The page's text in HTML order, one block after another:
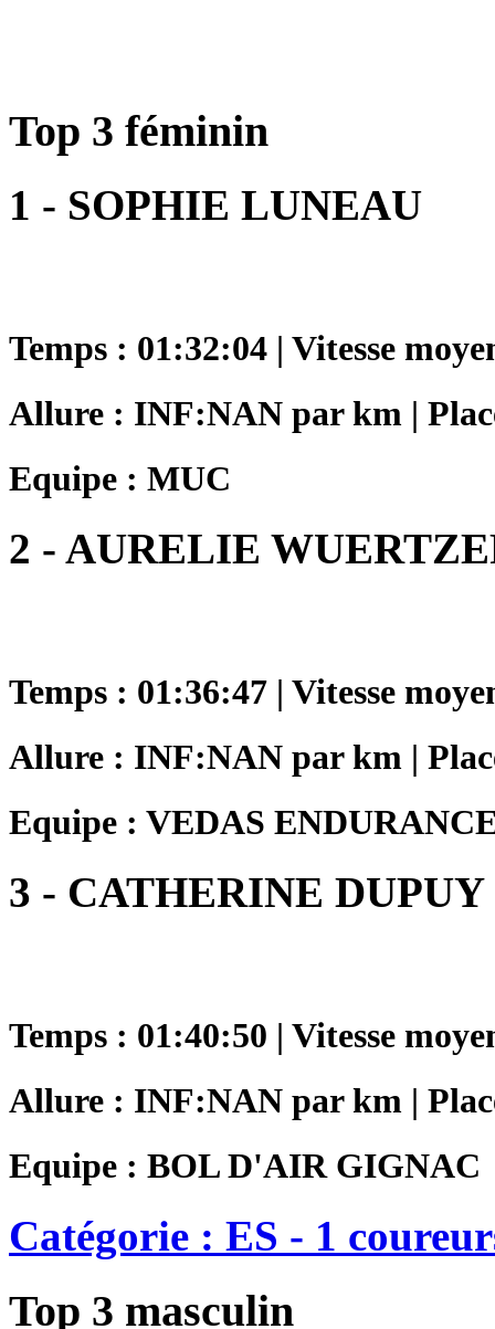
Top 3 féminin
1 - SOPHIE LUNEAU
Temps : 01:32:04 | Vitesse
Allure : INF:NAN par km |
Equipe : MUC
2 - AURELIE
Temps : 01:36:47 | Vitesse
Allure : INF:NAN par km |
Equipe : VEDAS
3 - CATHERINE DUPUY
Temps : 01:40:50 | Vitesse
Allure : INF:NAN par km |
Equipe : BOL D'AIR GIGNAC
Catégorie : ES - 1
Top 3 masculin